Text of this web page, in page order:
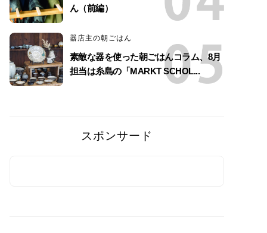
ん（前編）
器店主の朝ごはん
素敵な器を使った朝ごはんコラム、8月
担当は糸島の「MARKT SCHOL...
スポンサード